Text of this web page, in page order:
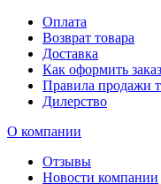
Оплата
Возврат товара
Доставка
Как оформить заказ
Правила продажи
Дилерство
О компании
Отзывы
Новости компании